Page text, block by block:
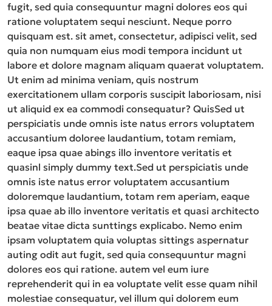
fugit, sed quia consequuntur magni dolores eos qui
ratione voluptatem sequi nesciunt. Neque porro
quisquam est. sit amet, consectetur, adipisci velit, sed
quia non numquam eius modi tempora incidunt ut
labore et dolore magnam aliquam quaerat voluptatem.
Ut enim ad minima veniam, quis nostrum
exercitationem ullam corporis suscipit laboriosam, nisi
ut aliquid ex ea commodi consequatur? QuisSed ut
perspiciatis unde omnis iste natus errors voluptatem
accusantium doloree laudantium, totam remiam,
eaque ipsa quae abings illo inventore veritatis et
quasinl simply dummy text.Sed ut perspiciatis unde
omnis iste natus error voluptatem accusantium
doloremque laudantium, totam rem aperiam, eaque
ipsa quae ab illo inventore veritatis et quasi architecto
beatae vitae dicta sunttings explicabo. Nemo enim
ipsam voluptatem quia voluptas sittings aspernatur
auting odit aut fugit, sed quia consequuntur magni
dolores eos qui ratione. autem vel eum iure
reprehenderit qui in ea voluptate velit esse quam nihil
molestiae consequatur, vel illum qui dolorem eum